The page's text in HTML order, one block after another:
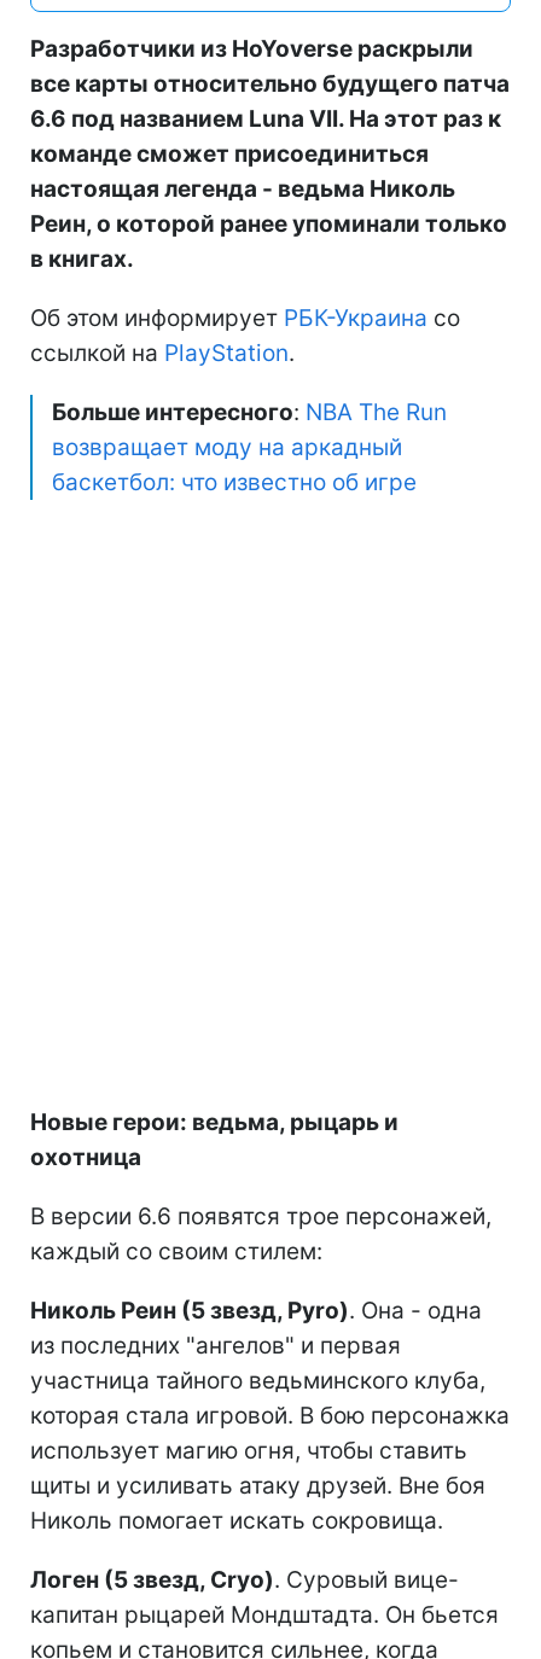
Разработчики из HoYoverse раскрыли
все карты относительно будущего патча
6.6 под названием Luna VII. На этот раз к
команде сможет присоединиться
настоящая легенда - ведьма Николь
Реин, о которой ранее упоминали только
в книгах.
Об этом информирует РБК-Украина со
ссылкой на PlayStation.
Больше интересного: NBA The Run
возвращает моду на аркадный
баскетбол: что известно об игре
Новые герои: ведьма, рыцарь и
охотница
В версии 6.6 появятся трое персонажей,
каждый со своим стилем:
Николь Реин (5 звезд, Pyro). Она - одна
из последних "ангелов" и первая
участница тайного ведьминского клуба,
которая стала игровой. В бою персонажка
использует магию огня, чтобы ставить
щиты и усиливать атаку друзей. Вне боя
Николь помогает искать сокровища.
Логен (5 звезд, Cryo). Суровый вице-
капитан рыцарей Мондштадта. Он бьется
копьем и становится сильнее, когда